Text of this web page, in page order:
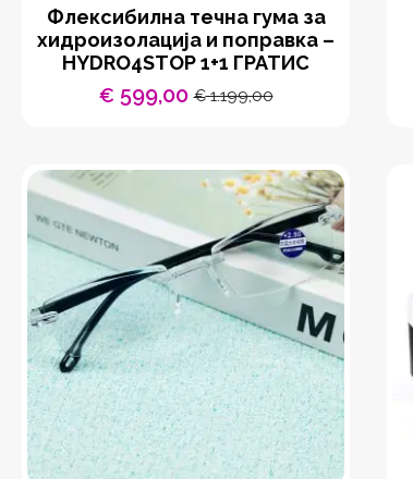
Флексибилна течна гума за
хидроизолација и поправка –
HYDRO4STOP 1+1 ГРАТИС
€1.199,00
Original
€ 1.199,00.
€ 599,00Current
€ 599,00.